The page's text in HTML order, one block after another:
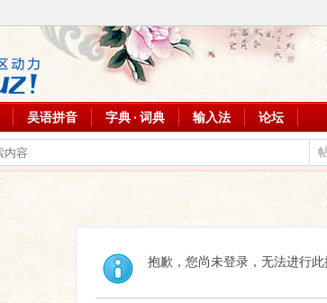
吴语拼音 字典 · 词典 输入法 论坛
抱歉，您尚未登录，无法进行